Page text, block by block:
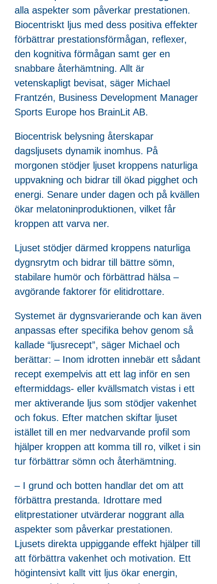
alla aspekter som påverkar prestationen.
Biocentriskt ljus med dess positiva effekter
förbättrar prestationsförmågan, reflexer,
den kognitiva förmågan samt ger en
snabbare återhämtning. Allt är
vetenskapligt bevisat, säger Michael
Frantzén, Business Development Manager
Sports Europe hos BrainLit AB.
Biocentrisk belysning återskapar
dagsljusets dynamik inomhus. På
morgonen stödjer ljuset kroppens naturliga
uppvakning och bidrar till ökad pigghet och
energi. Senare under dagen och på kvällen
ökar melatoninproduktionen, vilket får
kroppen att varva ner.
Ljuset stödjer därmed kroppens naturliga
dygnsrytm och bidrar till bättre sömn,
stabilare humör och förbättrad hälsa –
avgörande faktorer för elitidrottare.
Systemet är dygnsvarierande och kan även
anpassas efter specifika behov genom så
kallade “ljusrecept”, säger Michael och
berättar: – Inom idrotten innebär ett sådant
recept exempelvis att ett lag inför en sen
eftermiddags- eller kvällsmatch vistas i ett
mer aktiverande ljus som stödjer vakenhet
och fokus. Efter matchen skiftar ljuset
istället till en mer nedvarvande profil som
hjälper kroppen att komma till ro, vilket i sin
tur förbättrar sömn och återhämtning.
– I grund och botten handlar det om att
förbättra prestanda. Idrottare med
elitprestationer utvärderar noggrant alla
aspekter som påverkar prestationen.
Ljusets direkta uppiggande effekt hjälper till
att förbättra vakenhet och motivation. Ett
högintensivt kallt vitt ljus ökar energin,